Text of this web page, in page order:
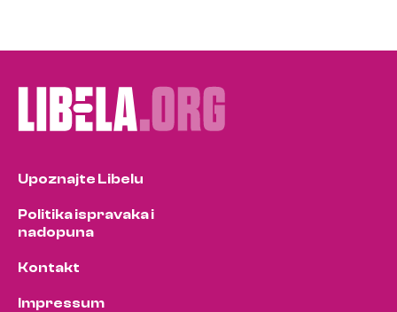
Upoznajte Libelu
Politika ispravaka i
nadopuna
Kontakt
Impressum